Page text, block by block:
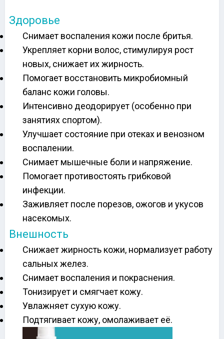
Здоровье
Снимает воспаления кожи после бритья.
Укрепляет корни волос, стимулируя рост
новых, снижает их жирность.
Помогает восстановить микробиомный
баланс кожи головы.
Интенсивно деодорирует (особенно при
занятиях спортом).
Улучшает состояние при отеках и венозном
воспалении.
Снимает мышечные боли и напряжение.
Помогает противостоять грибковой
инфекции.
Заживляет после порезов, ожогов и укусов
насекомых.
Внешность
Снижает жирность кожи, нормализует работу
сальных желез.
Снимает воспаления и покраснения.
Тонизирует и смягчает кожу.
Увлажняет сухую кожу.
Подтягивает кожу, омолаживает её.